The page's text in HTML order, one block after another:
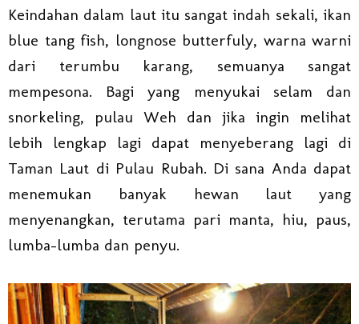
Keindahan dalam laut itu sangat indah sekali, ikan
blue tang fish, longnose butterfuly, warna warni
dari terumbu karang, semuanya sangat
mempesona. Bagi yang menyukai selam dan
snorkeling, pulau Weh dan jika ingin melihat
lebih lengkap lagi dapat menyeberang lagi di
Taman Laut di Pulau Rubah. Di sana Anda dapat
menemukan banyak hewan laut yang
menyenangkan, terutama pari manta, hiu, paus,
lumba-lumba dan penyu.